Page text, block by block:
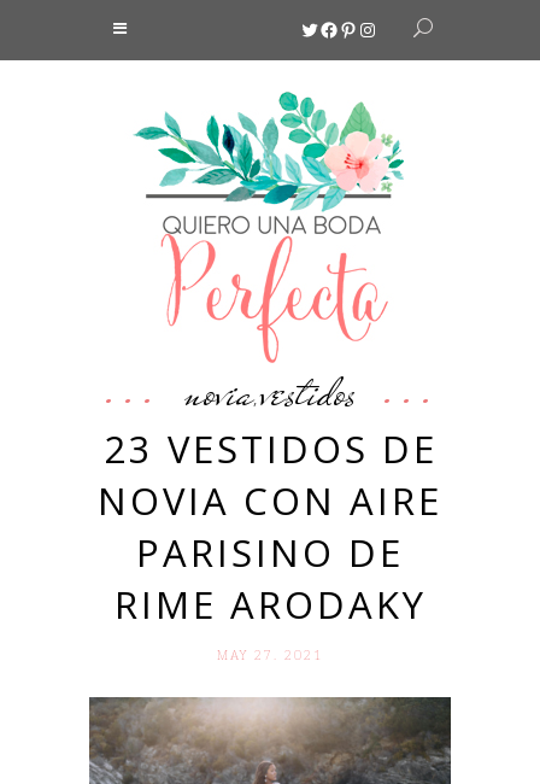
Twitter
Facebook
Pinterest
Instagram
novia,vestidos
23 VESTIDOS DE
NOVIA CON AIRE
PARISINO DE
RIME ARODAKY
MAY 27. 2021